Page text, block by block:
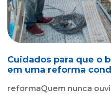
Cuidados para que o
em uma reforma
reformaQuem nunca